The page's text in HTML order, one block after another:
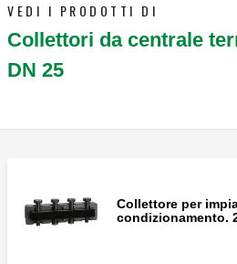
VEDI I PRODOTTI DI
Collettori da centrale
DN 25
Collettore per
condizionamento.